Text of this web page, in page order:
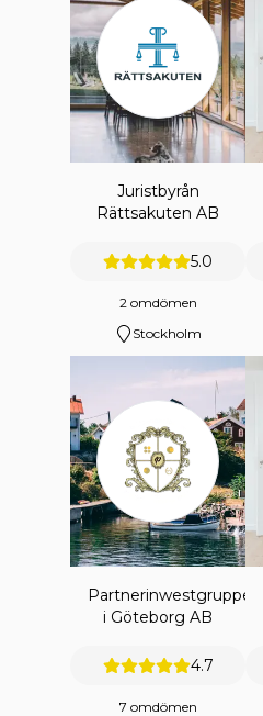
Juristbyrån
Rättsakuten AB
5.0
2 omdömen
Stockholm
Partnerinwestgruppen
i Göteborg AB
4.7
7 omdömen